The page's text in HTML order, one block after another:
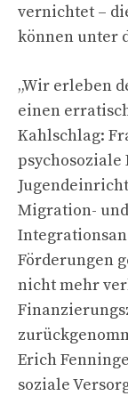
vernichtet –
können unter
„Wir erleben
einen
Kahlschlag:
psychosoziale
Migration- und
Förderungen
nicht mehr
Erich
soziale